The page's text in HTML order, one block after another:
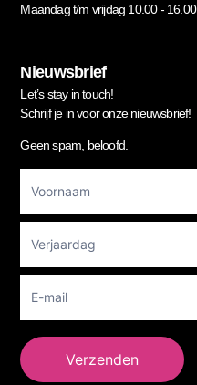
Maandag t/m vrijdag 10.00 - 16.00
Nieuwsbrief
Let’s stay in touch!
Schrijf je in voor onze nieuwsbrief!
Geen spam, beloofd.
Newsletter
Verzenden